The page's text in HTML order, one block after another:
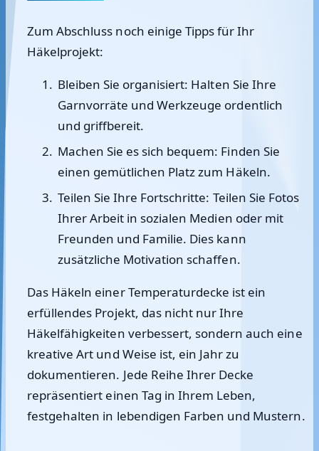
Zum Abschluss noch einige Tipps für Ihr
Häkelprojekt:
Bleiben Sie organisiert: Halten Sie Ihre
Garnvorräte und Werkzeuge ordentlich
und griffbereit.
Machen Sie es sich bequem: Finden Sie
einen gemütlichen Platz zum Häkeln.
Teilen Sie Ihre Fortschritte: Teilen Sie Fotos
Ihrer Arbeit in sozialen Medien oder mit
Freunden und Familie. Dies kann
zusätzliche Motivation schaffen.
Das Häkeln einer Temperaturdecke ist ein
erfüllendes Projekt, das nicht nur Ihre
Häkelfähigkeiten verbessert, sondern auch eine
kreative Art und Weise ist, ein Jahr zu
dokumentieren. Jede Reihe Ihrer Decke
repräsentiert einen Tag in Ihrem Leben,
festgehalten in lebendigen Farben und Mustern.